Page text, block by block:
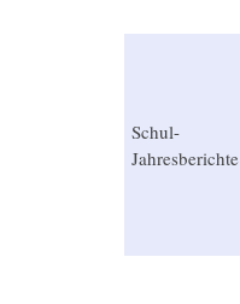
Schul-
Jahresberichte